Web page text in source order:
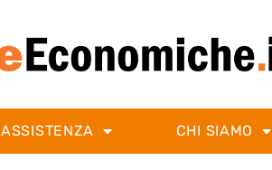
ASSISTENZA CHI SIAMO